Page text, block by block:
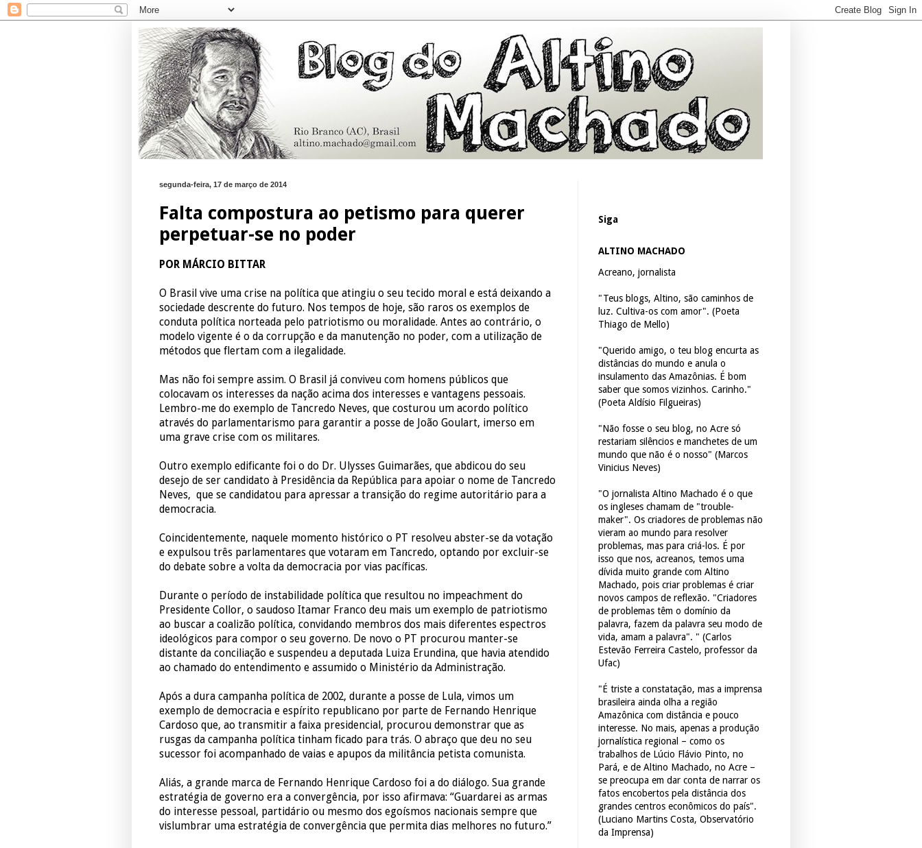
segunda-feira, 17 de março de 2014
Falta compostura ao petismo para querer
perpetuar-se no poder
POR MÁRCIO BITTAR
O Brasil vive uma crise na política que atingiu o seu tecido moral e está deixando a
sociedade descrente do futuro. Nos tempos de hoje, são raros os exemplos de
conduta política norteada pelo patriotismo ou moralidade. Antes ao contrário, o
modelo vigente é o da corrupção e da manutenção no poder, com a utilização de
métodos que flertam com a ilegalidade.
Mas não foi sempre assim. O Brasil já conviveu com homens públicos que
colocavam os interesses da nação acima dos interesses e vantagens pessoais.
Lembro-me do exemplo de Tancredo Neves, que costurou um acordo político
através do parlamentarismo para garantir a posse de João Goulart, imerso em
uma grave crise com os militares.
Outro exemplo edificante foi o do Dr. Ulysses Guimarães, que abdicou do seu
desejo de ser candidato à Presidência da República para apoiar o nome de Tancredo
Neves, que se candidatou para apressar a transição do regime autoritário para a
democracia.
Coincidentemente, naquele momento histórico o PT resolveu abster-se da votação
e expulsou três parlamentares que votaram em Tancredo, optando por excluir-se
do debate sobre a volta da democracia por vias pacíficas.
Durante o período de instabilidade política que resultou no impeachment do
Presidente Collor, o saudoso Itamar Franco deu mais um exemplo de patriotismo
ao buscar a coalizão política, convidando membros dos mais diferentes espectros
ideológicos para compor o seu governo. De novo o PT procurou manter-se
distante da conciliação e suspendeu a deputada Luiza Erundina, que havia atendido
ao chamado do entendimento e assumido o Ministério da Administração.
Após a dura campanha política de 2002, durante a posse de Lula, vimos um
exemplo de democracia e espírito republicano por parte de Fernando Henrique
Cardoso que, ao transmitir a faixa presidencial, procurou demonstrar que as
rusgas da campanha política tinham ficado para trás. O abraço que deu no seu
sucessor foi acompanhado de vaias e apupos da militância petista comunista.
Aliás, a grande marca de Fernando Henrique Cardoso foi a do diálogo. Sua grande
estratégia de governo era a convergência, por isso afirmava: “Guardarei as armas
do interesse pessoal, partidário ou mesmo dos egoísmos nacionais sempre que
vislumbrar uma estratégia de convergência que permita dias melhores no futuro.”
Siga
ALTINO MACHADO
Acreano, jornalista
"Teus blogs, Altino, são caminhos de
luz. Cultiva-os com amor". (Poeta
Thiago de Mello)
"Querido amigo, o teu blog encurta as
distâncias do mundo e anula o
insulamento das Amazônias. É bom
saber que somos vizinhos. Carinho."
(Poeta Aldísio Filgueiras)
"Não fosse o seu blog, no Acre só
restariam silêncios e manchetes de um
mundo que não é o nosso" (Marcos
Vinicius Neves)
"O jornalista Altino Machado é o que
os ingleses chamam de "trouble-
maker". Os criadores de problemas não
vieram ao mundo para resolver
problemas, mas para criá-los. É por
isso que nos, acreanos, temos uma
dívida muito grande com Altino
Machado, pois criar problemas é criar
novos campos de reflexão. "Criadores
de problemas têm o domínio da
palavra, fazem da palavra seu modo de
vida, amam a palavra". " (Carlos
Estevão Ferreira Castelo, professor da
Ufac)
"É triste a constatação, mas a imprensa
brasileira ainda olha a região
Amazônica com distância e pouco
interesse. No mais, apenas a produção
jornalística regional – como os
trabalhos de Lúcio Flávio Pinto, no
Pará, e de Altino Machado, no Acre –
se preocupa em dar conta de narrar os
fatos encobertos pela distância dos
grandes centros econômicos do país".
(Luciano Martins Costa, Observatório
da Imprensa)